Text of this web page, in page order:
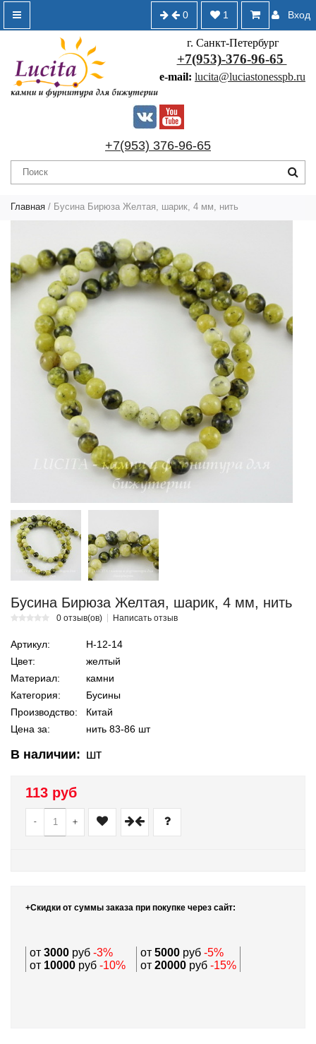
Вход
1
0
г. Санкт-Петербург
+7(953)-376-96-65
e-mail: lucita@luciastonesspb.ru
+7(953) 376-96-65
Главная / Бусина Бирюза Желтая, шарик, 4 мм, нить
Бусина Бирюза Желтая, шарик, 4 мм, нить
0 отзыв(ов) Написать отзыв
Артикул:
Н-12-14
Цвет:
желтый
Материал:
камни
Категория:
Бусины
Производство:
Китай
Цена за:
нить 83-86 шт
В наличии: шт
113 руб
- +
+Скидки от суммы заказа при покупке через сайт:
от 3000 руб -3% от 5000 руб -5%
от 10000 руб -10% от 20000 руб -15%